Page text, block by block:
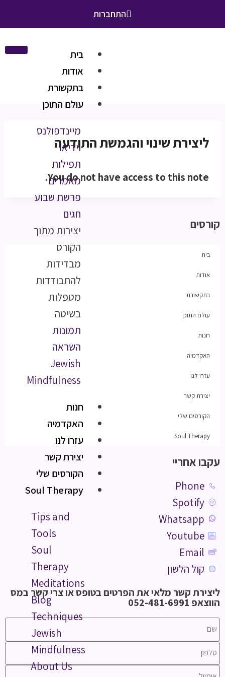
התחברות
בית
אודות
בתקשורת
עולם התוכן
מיינדפולנס
וידיאו
תפילות
מאמרים
פרשת שבוע
חגים
יצירות מתוך
הקורס
מבדידות
להתבודדות
מטפלות
בשיטה
תמונות
השראה
Jewish
Mindfulness
חנות
האקדמיה
עזרו לנו
יצירת קשר
הקורסים שלי
Soul Therapy
Tips and
Tools
Soul
Therapy
Meditations
Blog
Techniques
Jewish
Mindfulness
About Us
ליצירת שינוי והגמשת התודעה
You do not have access to this note.
קורסים
בית
אודות
בתקשורת
עולם התוכן
חנות
האקדמיה
עזרו לנו
יצירת קשר
הקורסים שלי
Soul Therapy
עקבו אחריי
Phone
Spotify
Whatsapp
Youtube
Email
קול הלשון
ליצירת קשר מלאי את הפרטים בטופס או צרי קשר במס
הווצאפ 052-481-6991